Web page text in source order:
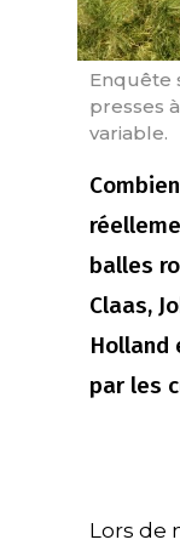
Enquête
presses
variable.
balles
Claas,
Holland
par les
Lors de